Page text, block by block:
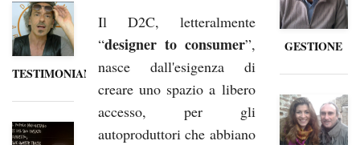
TESTIMONIANZE
Il D2C, letteralmente
“designer to consumer”,
nasce dall'esigenza di
creare uno spazio a libero
accesso, per gli
autoproduttori che abbiano
GESTIONE